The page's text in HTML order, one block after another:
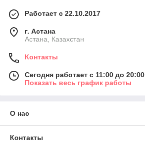
Работает с 22.10.2017
г. Астана
Астана, Казахстан
Контакты
Сегодня работает с 11:00 до 20:00
Показать весь график работы
О нас
Контакты